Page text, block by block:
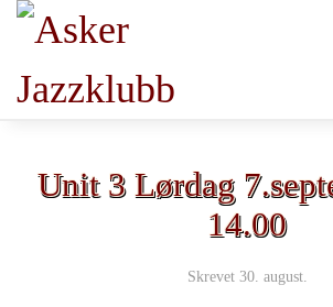
Unit 3 Lørdag
14.00
Skrevet 30. august.